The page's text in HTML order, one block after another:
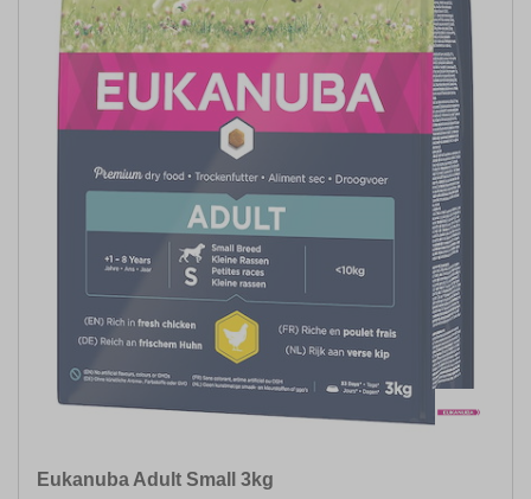
Eukanuba Adult Small 3kg